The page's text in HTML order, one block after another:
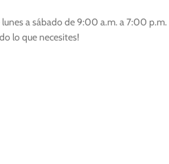
a sábado de 9:00 a.m. a 7:00 p.m.
lo que necesites!